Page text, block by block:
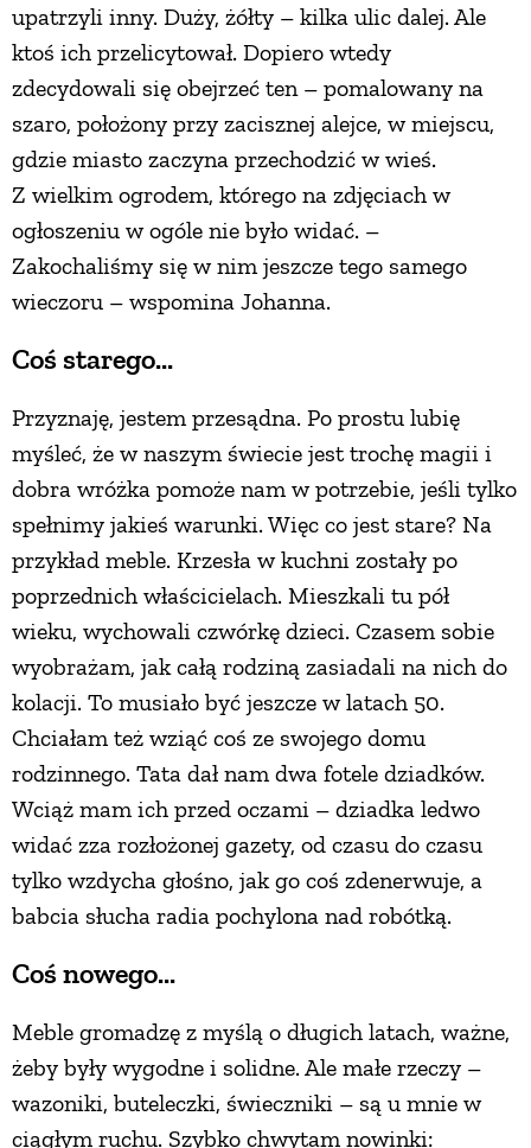
upatrzyli inny. Duży, żółty – kilka ulic dalej. Ale
ktoś ich przelicytował. Dopiero wtedy
zdecydowali się obejrzeć ten – pomalowany na
szaro, położony przy zacisznej alejce, w miejscu,
gdzie miasto zaczyna przechodzić w wieś.
Z wielkim ogrodem, którego na zdjęciach w
ogłoszeniu w ogóle nie było widać. –
Zakochaliśmy się w nim jeszcze tego samego
wieczoru – wspomina Johanna.
Coś starego...
Przyznaję, jestem przesądna. Po prostu lubię
myśleć, że w naszym świecie jest trochę magii i
dobra wróżka pomoże nam w potrzebie, jeśli tylko
spełnimy jakieś warunki. Więc co jest stare? Na
przykład meble. Krzesła w kuchni zostały po
poprzednich właścicielach. Mieszkali tu pół
wieku, wychowali czwórkę dzieci. Czasem sobie
wyobrażam, jak całą rodziną zasiadali na nich do
kolacji. To musiało być jeszcze w latach 50.
Chciałam też wziąć coś ze swojego domu
rodzinnego. Tata dał nam dwa fotele dziadków.
Wciąż mam ich przed oczami – dziadka ledwo
widać zza rozłożonej gazety, od czasu do czasu
tylko wzdycha głośno, jak go coś zdenerwuje, a
babcia słucha radia pochylona nad robótką.
Coś nowego...
Meble gromadzę z myślą o długich latach, ważne,
żeby były wygodne i solidne. Ale małe rzeczy –
wazoniki, buteleczki, świeczniki – są u mnie w
ciągłym ruchu. Szybko chwytam nowinki: